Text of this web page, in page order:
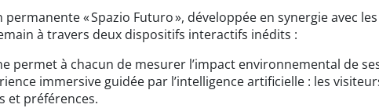
« Spazio Futuro », développée en synergie avec
à travers deux dispositifs interactifs inédits :
permet à chacun de mesurer l’impact environnemental de
immersive guidée par l’intelligence artificielle : les
et préférences.